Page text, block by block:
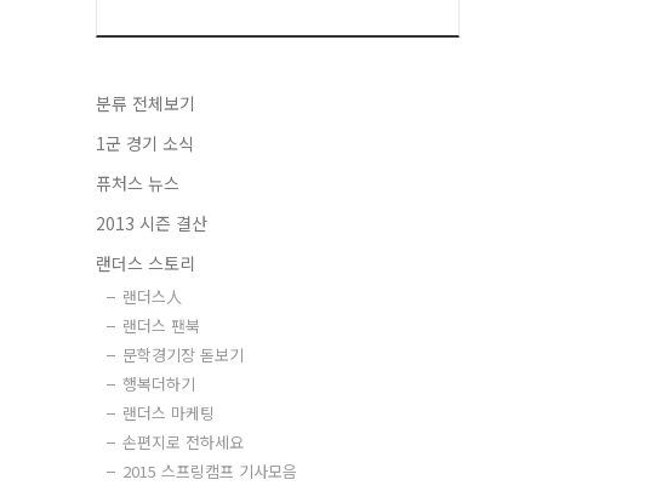
분류 전체보기
1군 경기 소식
퓨처스 뉴스
2013 시즌 결산
랜더스 스토리
랜더스人
랜더스 팬북
문학경기장 돋보기
행복더하기
랜더스 마케팅
손편지로 전하세요
2015 스프링캠프 기사모음